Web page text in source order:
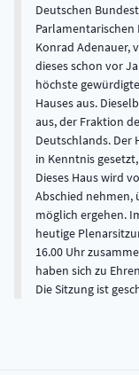
Deutschen
Parlamentarischen
Konrad Adenauer,
dieses schon vor
höchste
Hauses aus.
aus, der Fraktion
Deutschlands. Der
in Kenntnis
Dieses Haus wird
Abschied nehmen,
möglich ergehen.
heutige
16.00 Uhr
haben sich zu
Die Sitzung ist